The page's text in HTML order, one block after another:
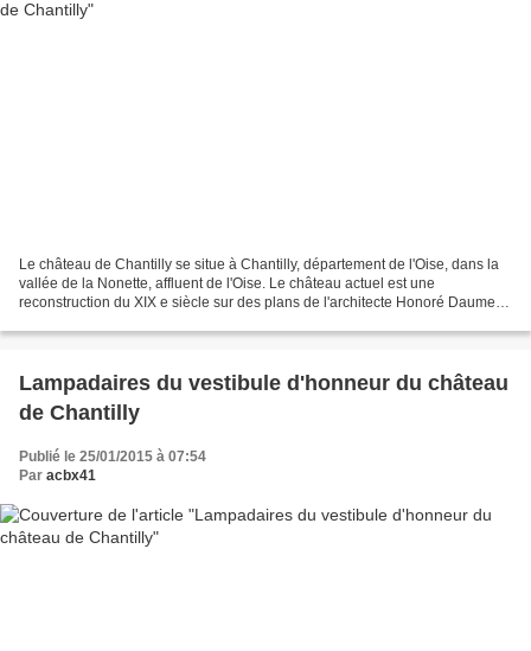
Le château de Chantilly se situe à Chantilly, département de l'Oise, dans la
vallée de la Nonette, affluent de l'Oise. Le château actuel est une
reconstruction du XIX e siècle sur des plans de l'architecte Honoré Daumet
Lampadaires du vestibule d'honneur du château
de Chantilly
Publié le 25/01/2015 à 07:54
Par acbx41